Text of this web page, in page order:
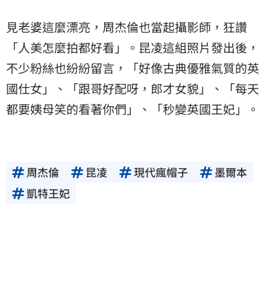
見老婆這麼漂亮，周杰倫也當起攝影師，狂讚
「人美怎麼拍都好看」。昆凌這組照片發出後，
不少粉絲也紛紛留言，「好像古典優雅氣質的英
國仕女」、「跟哥好配呀，郎才女貌」、「每天
都要姨母笑的看著你們」、「秒變英國王妃」。
周杰倫 昆凌 現代瘋帽子
墨爾本
凱特王妃